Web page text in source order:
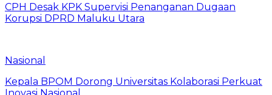
CPH Desak KPK Supervisi Penanganan Dugaan
Korupsi DPRD Maluku Utara
Nasional
Kepala BPOM Dorong Universitas Kolaborasi Perkuat